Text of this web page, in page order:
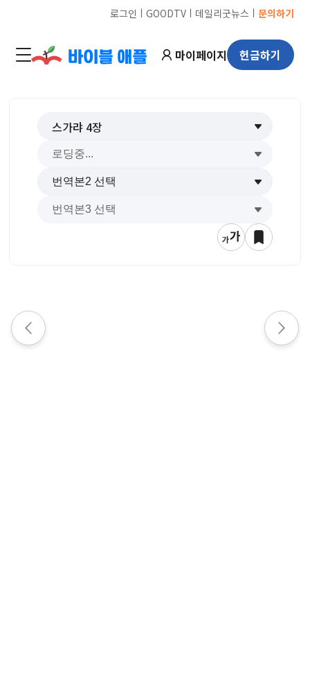
로그인 ㅣ GOODTVㅣ 데일리굿뉴스 ㅣ 문의하기
마이페이지 헌금하기
스가랴 4장